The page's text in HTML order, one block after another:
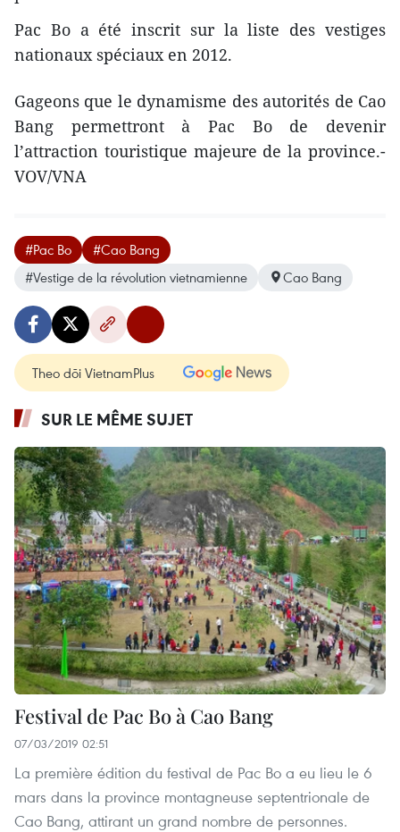
Pac Bo a été inscrit sur la liste des vestiges
nationaux spéciaux en 2012.
Gageons que le dynamisme des autorités de Cao
Bang permettront à Pac Bo de devenir
l’attraction touristique majeure de la province.-
VOV/VNA
#Pac Bo
#Cao Bang
#Vestige de la révolution vietnamienne
Cao Bang
Theo dõi VietnamPlus
SUR LE MÊME SUJET
Festival de Pac Bo à Cao Bang
07/03/2019 02:51
La première édition du festival de Pac Bo a eu lieu le 6
mars dans la province montagneuse septentrionale de
Cao Bang, attirant un grand nombre de personnes.